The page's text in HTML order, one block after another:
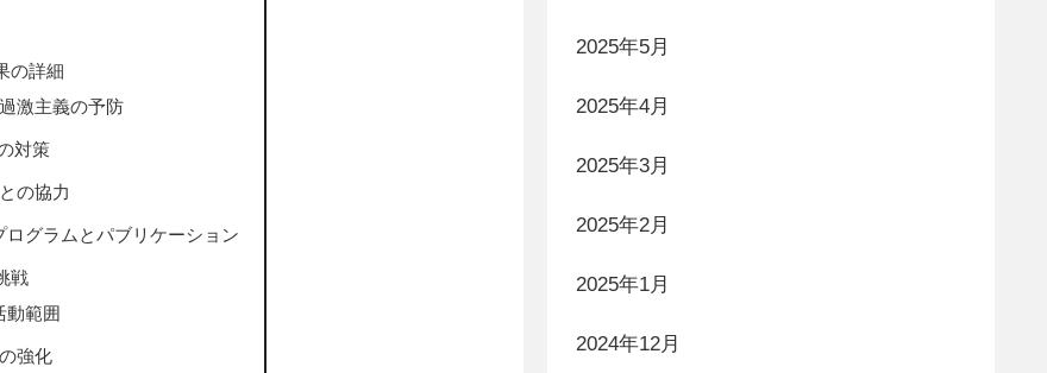
の詳細
激主義の予防
対策
の協力
ログラムとパブリケーション
戦
動範囲
強化
2025年5月
2025年4月
2025年3月
2025年2月
2025年1月
2024年12月